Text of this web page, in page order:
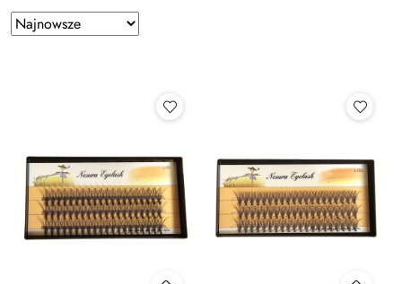
Zastosowano
sortowanie:
Sortuj
według